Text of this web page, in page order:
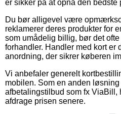
er sikker på at opnå den bedste
Du bør alligevel være
reklamerer deres produkter for
som umådelig billig, bør det
forhandler. Handler med kort er
anordning, der sikrer køberen
Vi anbefaler generelt
mobilen. Som en anden
afbetalingstilbud som fx ViaBill,
afdrage prisen senere.